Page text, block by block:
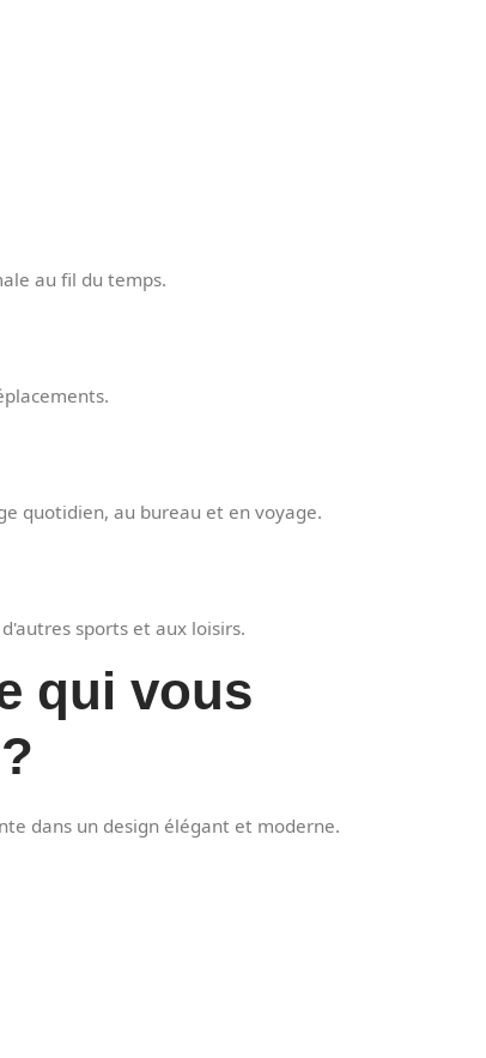
au fil du temps.
quotidien, au bureau et en voyage.
sports et aux loisirs.
qui vous
dans un design élégant et moderne.